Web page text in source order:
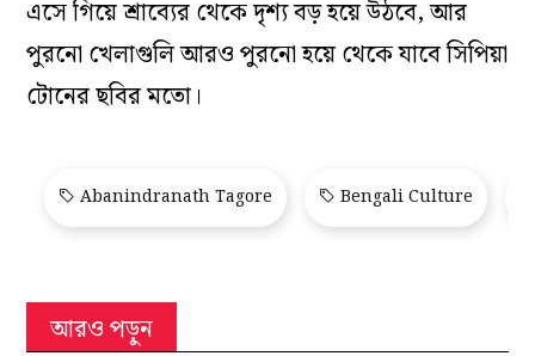
এসে গিয়ে শ্রাব্যের থেকে দৃশ্য বড় হয়ে উঠবে, আর
পুরনো খেলাগুলি আরও পুরনো হয়ে থেকে যাবে সিপিয়া
টোনের ছবির মতো।
Abanindranath Tagore Bengali Culture
আরও পড়ুন